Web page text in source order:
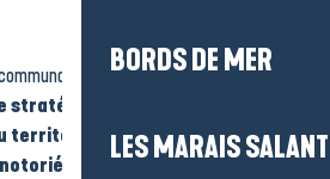
BORDS DE MER
LES MARAIS
a pour mission principale de
stratégie touristique et de
territoire
et de ses acteurs. Il agit à la
de la destination,